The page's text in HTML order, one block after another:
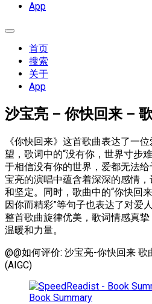
App
展
首页
搜索
关于
App
沙宝亮 – 你快回来 –
《你快回来》这首歌曲表达了一
望，歌词中的“没有你，世界寸步
于相信没有你的世界，爱都无法
宝亮的演唱中蕴含着深深的感情
和坚定。同时，歌曲中的“你快回
因你而精彩”等句子也表达了对爱
整首歌曲旋律优美，歌词情感真
温暖和力量。
@@如何评价: 沙宝亮-你快回来
(AIGC)
Book Summary